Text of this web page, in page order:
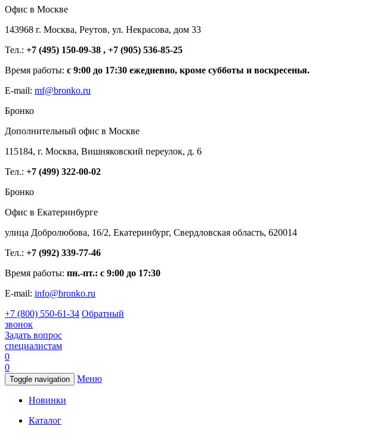
Офис в Москве
143968 г. Москва, Реутов, ул. Некрасова, дом 33
Тел.: +7 (495) 150-09-38 , +7 (905) 536-85-25
Время работы: с 9:00 до 17:30 ежедневно, кроме субботы и воскресенья.
E-mail: mf@bronko.ru
Бронко
Дополнительный офис в Москве
115184, г. Москва, Вишняковский переулок, д. 6
Тел.: +7 (499) 322-00-02
Бронко
Офис в Екатеринбурге
улица Добролюбова, 16/2, Екатеринбург, Свердловская область, 620014
Тел.: +7 (992) 339-77-46
Время работы: пн.-пт.: с 9:00 до 17:30
E-mail: info@bronko.ru
+7 (800) 550-61-34 Обратный
звонок
Задать вопрос
специалистам
0
0
Toggle navigation Меню
Новинки
Каталог